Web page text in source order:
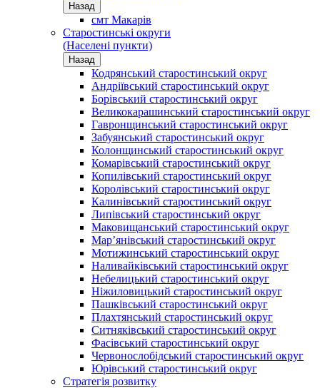
Назад
смт Макарів
Старостинські округи
(Населені пункти)
Назад
Кодрянський старостинський округ
Андріївський старостинський округ
Борівський старостинський округ
Великокарашинський старостинський округ
Гавронщинський старостинський округ
Забуянський старостинський округ
Колонщинський старостинський округ
Комарівський старостинський округ
Копилівський старостинський округ
Королівський старостинський округ
Калинівський старостинський округ
Липівський старостинський округ
Маковищанський старостинський округ
Мар’янівський старостинський округ
Мотижинський старостинський округ
Наливайківський старостинський округ
Небелицький старостинський округ
Ніжиловицький старостинський округ
Пашківський старостинський округ
Плахтянський старостинський округ
Ситняківський старостинський округ
Фасівський старостинський округ
Червонослобідський старостинський округ
Юрівський старостинський округ
Стратегія розвитку